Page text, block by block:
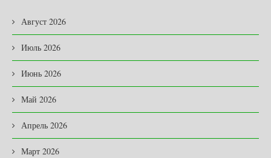
Август 2026
Июль 2026
Июнь 2026
Май 2026
Апрель 2026
Март 2026